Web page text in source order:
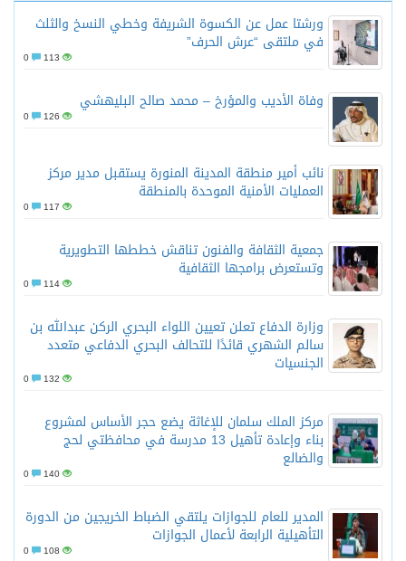
ورشتا عمل عن الكسوة الشريفة وخطي النسخ والثلث
في ملتقى “عرش الحرف”
113
وفاة الأديب والمؤرخ – محمد صالح البليهشي
126
نائب أمير منطقة المدينة المنورة يستقبل مدير مركز
العمليات الأمنية الموحدة بالمنطقة
117
جمعية الثقافة والفنون تناقش خططها التطويرية
وتستعرض برامجها الثقافية
114
وزارة الدفاع تعلن تعيين اللواء البحري الركن عبدالله بن
سالم الشهري قائدًا للتحالف البحري الدفاعي متعدد
الجنسيات
132
مركز الملك سلمان للإغاثة يضع حجر الأساس لمشروع
بناء وإعادة تأهيل 13 مدرسة في محافظتي لحج
والضالع
140
المدير للعام للجوازات يلتقي الضباط الخريجين من الدورة
التأهيلية الرابعة لأعمال الجوازات
108